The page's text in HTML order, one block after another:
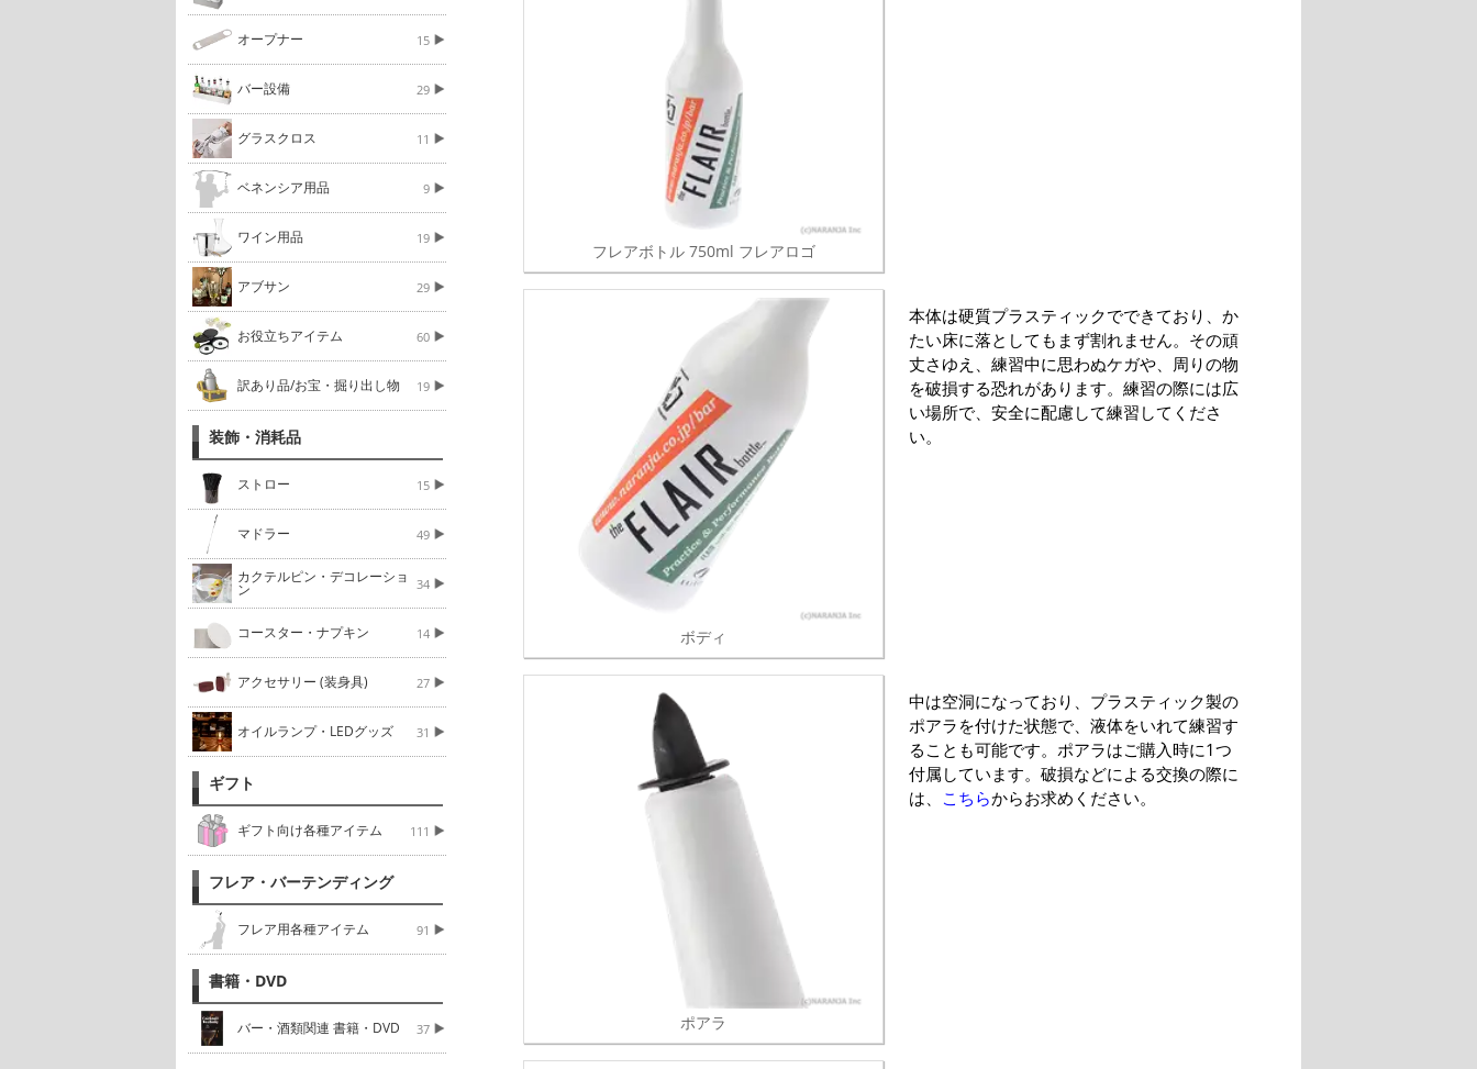
オープナー 15
バー設備 29
グラスクロス 11
ベネンシア用品 9
ワイン用品 19
アブサン 29
お役立ちアイテム 60
訳あり品/お宝・掘り出し物 19
装飾・消耗品
ストロー 15
マドラー 49
カクテルピン・デコレーショ
ン 34
コースター・ナプキン 14
アクセサリー (装身具) 27
オイルランプ・LEDグッズ 31
ギフト
ギフト向け各種アイテム 111
フレア・バーテンディング
フレア用各種アイテム 91
書籍・DVD
バー・酒類関連 書籍・DVD 37
フレアボトル 750ml フレアロゴ
ボディ
本体は硬質プラスティックでできており、か
たい床に落としてもまず割れません。その頑
丈さゆえ、練習中に思わぬケガや、周りの物
を破損する恐れがあります。練習の際には広
い場所で、安全に配慮して練習してくださ
い。
ポアラ
中は空洞になっており、プラスティック製の
ポアラを付けた状態で、液体をいれて練習す
ることも可能です。ポアラはご購入時に1つ
付属しています。破損などによる交換の際に
は、
こちらからお求めください。